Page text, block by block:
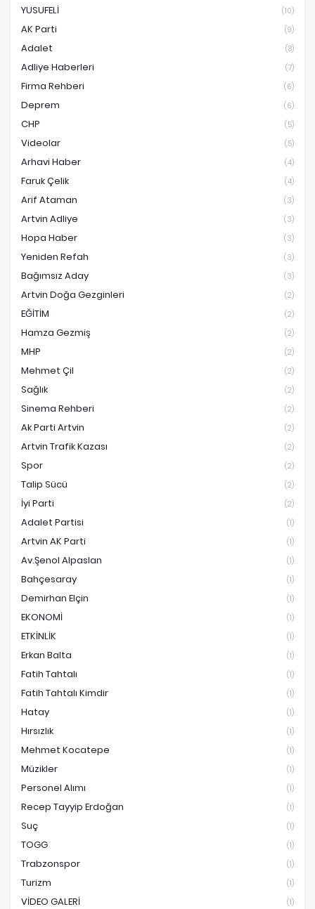
YUSUFELİ (10)
AK Parti (9)
Adalet (8)
Adliye Haberleri (7)
Firma Rehberi (6)
Deprem (6)
CHP (5)
Videolar (5)
Arhavi Haber (4)
Faruk Çelik (4)
Arif Ataman (3)
Artvin Adliye (3)
Hopa Haber (3)
Yeniden Refah (3)
Bağımsız Aday (3)
Artvin Doğa Gezginleri (2)
EĞİTİM (2)
Hamza Gezmiş (2)
MHP (2)
Mehmet Çil (2)
Sağlık (2)
Sinema Rehberi (2)
Ak Parti Artvin (2)
Artvin Trafik Kazası (2)
Spor (2)
Talip Sücü (2)
İyi Parti (2)
Adalet Partisi (1)
Artvin AK Parti (1)
Av.Şenol Alpaslan (1)
Bahçesaray (1)
Demirhan Elçin (1)
EKONOMİ (1)
ETKİNLİK (1)
Erkan Balta (1)
Fatih Tahtalı (1)
Fatih Tahtalı Kimdir (1)
Hatay (1)
Hırsızlık (1)
Mehmet Kocatepe (1)
Müzikler (1)
Personel Alımı (1)
Recep Tayyip Erdoğan (1)
Suç (1)
TOGG (1)
Trabzonspor (1)
Turizm (1)
VİDEO GALERİ (1)